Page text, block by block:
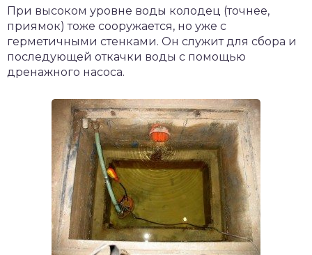
При высоком уровне воды колодец (точнее,
приямок) тоже сооружается, но уже с
герметичными стенками. Он служит для сбора и
последующей откачки воды с помощью
дренажного насоса.